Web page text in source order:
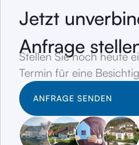
Jetzt
Anfrage
Stellen Sie noch heute
Termin für eine
ANFRAGE SENDEN